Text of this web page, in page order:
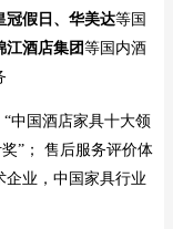
冠假日、华美达等国
江酒店集团等国内酒
中国酒店家具十大领
”； 售后服务评价体
企业，中国家具行业